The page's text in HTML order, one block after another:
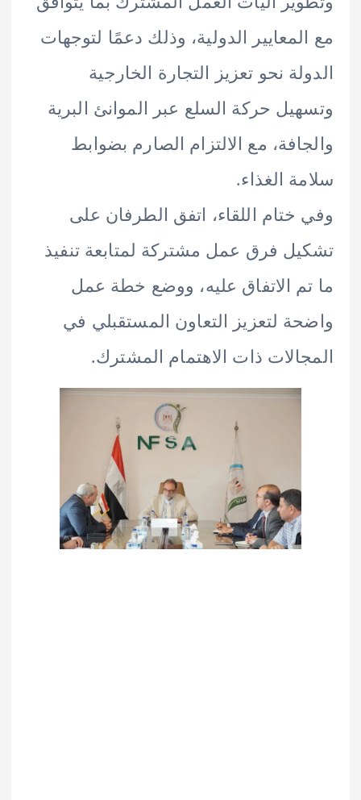
الدولية، وذلك دعمًا لتوجهات
نحو تعزيز التجارة الخارجية
حركة السلع عبر الموانئ البرية
مع الالتزام الصارم بضوابط
الغذاء.
اللقاء، اتفق الطرفان على
فرق عمل مشتركة لمتابعة تنفيذ
الاتفاق عليه، ووضع خطة عمل
لتعزيز التعاون المستقبلي في
ذات الاهتمام المشترك.